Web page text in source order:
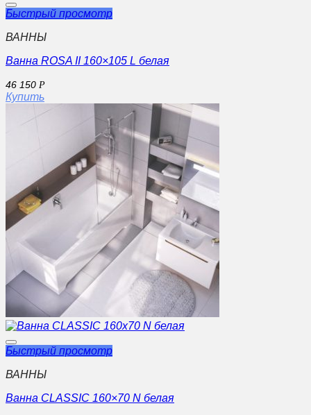
Быстрый просмотр
ВАННЫ
Ванна ROSA II 160×105 L белая
46 150 Р
Купить
Быстрый просмотр
ВАННЫ
Ванна CLASSIC 160×70 N белая